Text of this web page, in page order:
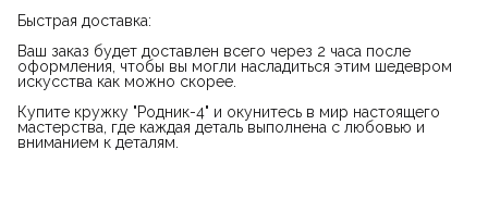
Быстрая доставка:
Ваш заказ будет доставлен всего через 2 часа после
оформления, чтобы вы могли насладиться этим шедевром
искусства как можно скорее.
Купите кружку "Родник-4" и окунитесь в мир настоящего
мастерства, где каждая деталь выполнена с любовью и
вниманием к деталям.